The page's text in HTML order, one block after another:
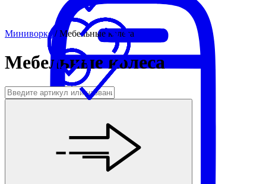
Миниворкс /Мебельные колеса
Мебельные колеса